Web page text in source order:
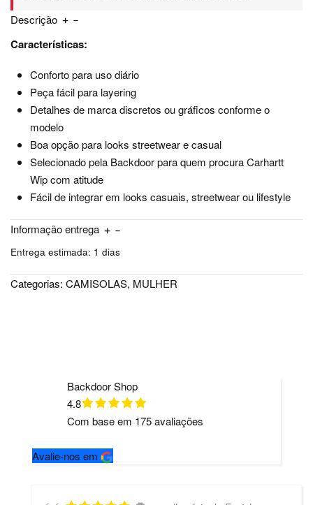
Descrição
Características:
Conforto para uso diário
Peça fácil para layering
Detalhes de marca discretos ou gráficos conforme o
modelo
Boa opção para looks streetwear e casual
Selecionado pela Backdoor para quem procura Carhartt
Wip com atitude
Fácil de integrar em looks casuais, streetwear ou lifestyle
Informação entrega
Entrega estimada: 1 dias
Categorias: CAMISOLAS, MULHER
Backdoor Shop
4.8
Com base em 175avaliações
Avalie-nos em